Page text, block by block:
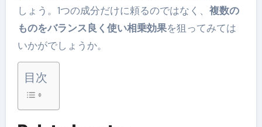
しょう。1つの成分だけに頼るのではなく、 複数の
ものをバランス良く使い相乗効果を狙ってみては
いかがでしょうか。
目次